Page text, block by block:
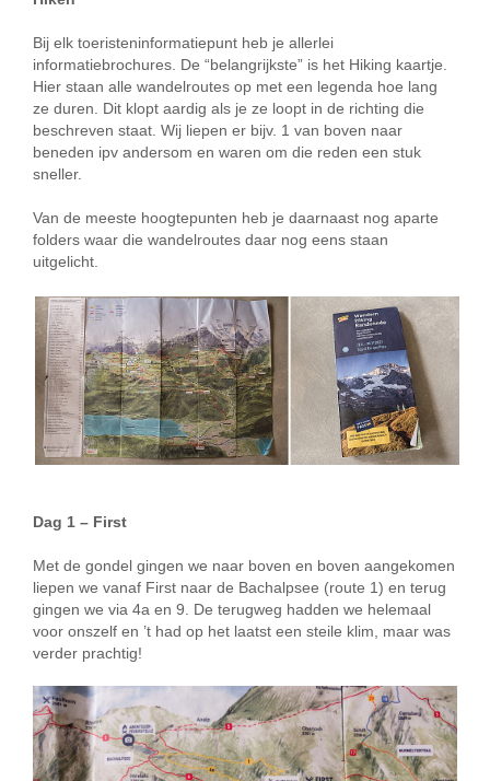
Bij elk toeristeninformatiepunt heb je allerlei
informatiebrochures. De “belangrijkste” is het Hiking kaartje.
Hier staan alle wandelroutes op met een legenda hoe lang
ze duren. Dit klopt aardig als je ze loopt in de richting die
beschreven staat. Wij liepen er bijv. 1 van boven naar
beneden ipv andersom en waren om die reden een stuk
sneller.
Van de meeste hoogtepunten heb je daarnaast nog aparte
folders waar die wandelroutes daar nog eens staan
uitgelicht.
Dag 1 – First
Met de gondel gingen we naar boven en boven aangekomen
liepen we vanaf First naar de Bachalpsee (route 1) en terug
gingen we via 4a en 9. De terugweg hadden we helemaal
voor onszelf en ’t had op het laatst een steile klim, maar was
verder prachtig!